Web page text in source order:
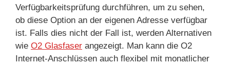
Verfügbarkeitsprüfung durchführen, um zu sehen,
ob diese Option an der eigenen Adresse verfügbar
ist. Falls dies nicht der Fall ist, werden Alternativen
wie O2 Glasfaser angezeigt. Man kann die O2
Internet-Anschlüssen auch flexibel mit monatlicher